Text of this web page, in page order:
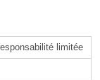
limitée